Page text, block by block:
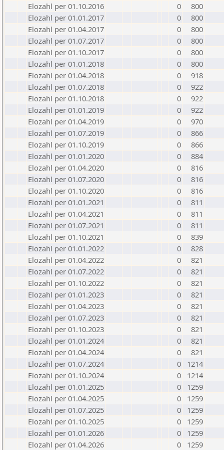
Elozahl per 01.10.2016
0
800
Elozahl per 01.01.2017
0
800
Elozahl per 01.04.2017
0
800
Elozahl per 01.07.2017
0
800
Elozahl per 01.10.2017
0
800
Elozahl per 01.01.2018
0
800
Elozahl per 01.04.2018
0
918
Elozahl per 01.07.2018
0
922
Elozahl per 01.10.2018
0
922
Elozahl per 01.01.2019
0
922
Elozahl per 01.04.2019
0
970
Elozahl per 01.07.2019
0
866
Elozahl per 01.10.2019
0
866
Elozahl per 01.01.2020
0
884
Elozahl per 01.04.2020
0
816
Elozahl per 01.07.2020
0
816
Elozahl per 01.10.2020
0
816
Elozahl per 01.01.2021
0
811
Elozahl per 01.04.2021
0
811
Elozahl per 01.07.2021
0
811
Elozahl per 01.10.2021
0
839
Elozahl per 01.01.2022
0
828
Elozahl per 01.04.2022
0
821
Elozahl per 01.07.2022
0
821
Elozahl per 01.10.2022
0
821
Elozahl per 01.01.2023
0
821
Elozahl per 01.04.2023
0
821
Elozahl per 01.07.2023
0
821
Elozahl per 01.10.2023
0
821
Elozahl per 01.01.2024
0
821
Elozahl per 01.04.2024
0
821
Elozahl per 01.07.2024
0
1214
Elozahl per 01.10.2024
0
1214
Elozahl per 01.01.2025
0
1259
Elozahl per 01.04.2025
0
1259
Elozahl per 01.07.2025
0
1259
Elozahl per 01.10.2025
0
1259
Elozahl per 01.01.2026
0
1259
Elozahl per 01.04.2026
0
1259